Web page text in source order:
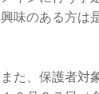
興味のある方は
また、保護者対